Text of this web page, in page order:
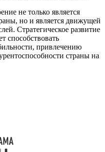
не только является
но и является движущей
Стратегическое развитие
способствовать
привлечению
страны на